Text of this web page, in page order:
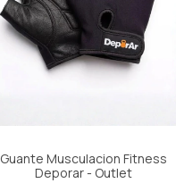
Guante Musculacion Fitness
Deporar - Outlet